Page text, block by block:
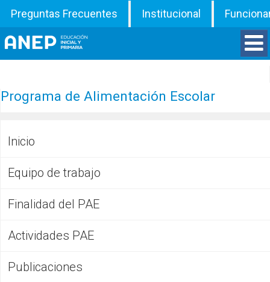
Preguntas Frecuentes Institucional
Inspecciones
Programas
ATD
Documentos
CFP
Programa de Alimentación Escolar
Inicio
Equipo de trabajo
Finalidad del PAE
Actividades PAE
Publicaciones